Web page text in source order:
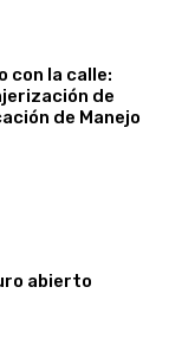
con la calle:
de
de Manejo
abierto